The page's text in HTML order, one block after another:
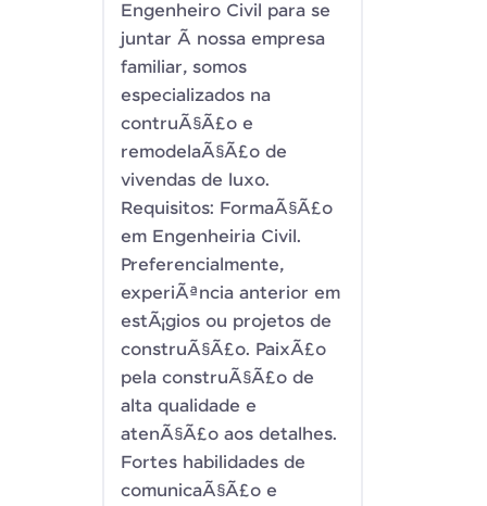
Engenheiro Civil para se
juntar Ã nossa empresa
familiar, somos
especializados na
contruÃ§Ã£o e
remodelaÃ§Ã£o de
vivendas de luxo.
Requisitos: FormaÃ§Ã£o
em Engenheiria Civil.
Preferencialmente,
experiÃªncia anterior em
estÃ¡gios ou projetos de
construÃ§Ã£o. PaixÃ£o
pela construÃ§Ã£o de
alta qualidade e
atenÃ§Ã£o aos detalhes.
Fortes habilidades de
comunicaÃ§Ã£o e